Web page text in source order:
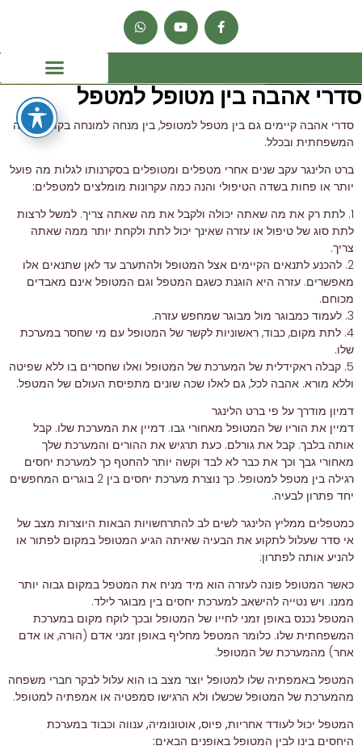
סדרי אהבה בין מטופל למטפל
סדרי אהבה קיימים גם בין מטפל למטופל, בין מנחה למונחה בקונסטלציה
המשפחתית ובכלל.
ברט הלינגר עקב שנים אחרי מטפלים ומטופלים בסקרנותו לגלות מה פועל
יותר או פחות בשדה הטיפולי והנה כמה עקרונות מומלצים למטפלים:
1. לתת רק את מה שאתה יכולה ולקבל את מה שאתה צריך. למשל לרצות
לתת סוג של טיפול או עזרה שאינך יכול לתת ולקחת יותר ממה שאתה
צריך.
2. להכנע לתנאים הקיימים אצל המטופל ולהתערב עד לאן שתנאים אלו
מאפשרים. עזרה היא הוגנת כשגם המטפל וגם המטופל אינם מאבדים
מכוחם.
3. לעמוד כמבוגר מול מבוגר שמחפש עזרה.
4. לתת מקום, כבוד, ראשוניות לקשר של המטופל עם מי שחסר במערכת
שלו.
5. קבלה ראקידלית של המערכת של המטופל ואלו שחסרים בו ללא שפיטה
וללא מורא. אהבה לכל, גם לאלו שכה שונים מתפיסת העולם של המטפל.
דמיון מודרך על פי ברט הלינגר
דמיין את הוריו של המטופל מאחורי גבו. דמיין את המערכת שלו. קבל
אותה בלבך. קבל את גורלם. כעת תרגיש את ההורים והמערכת שלך
מאחורי גבך וכך את כבר לא לבד וקשה יותר להחטף כך למערכת יחסים
רגילה בין מטפל למטופל. כך נוצרת מערכת יחסים בין 2 בוגרים המחפשים
יחד פתרון לבעיה.
כמטפלים ממליץ הלינגר לשים לב להתרחשויות הבאות היוצרות מצב של
אי סדר שעלול לתקוע את הבעיה שאיתה הגיע המטופל במקום לפתור או
להניע אותה לפתרון:
כאשר המטופל פונה לעזרה הוא מיד מניח את המטפל במקום גבוה יותר
ממנו. ויש נטייה להישאב למערכת יחסים בין מבוגר לילד.
המטפל נכנס באופן זמני לחייו של המטופל ובכך לוקח מקום במערכת
המשפחתית שלו. כלומר המטפל מחליף באופן זמני אדם (הורה, או אדם
אחר) מהמערכת של המטופל.
המטפל באמפתיה שלו למטופל יוצר מצב בו הוא עלול לבקר חברי משפחה
מהמערכת של המטופל שכשלו ולא הרגישו סמפטיה או אמפתיה למטופל.
המטפל יכול לעודד אחריות, פיוס, אוטונומיה, ענווה וכבוד במערכת
היחסים בינו לבין המטופל באופנים הבאים: